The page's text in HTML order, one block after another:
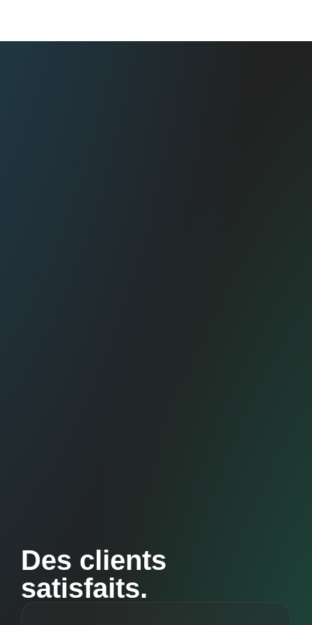
Des clients
satisfaits.